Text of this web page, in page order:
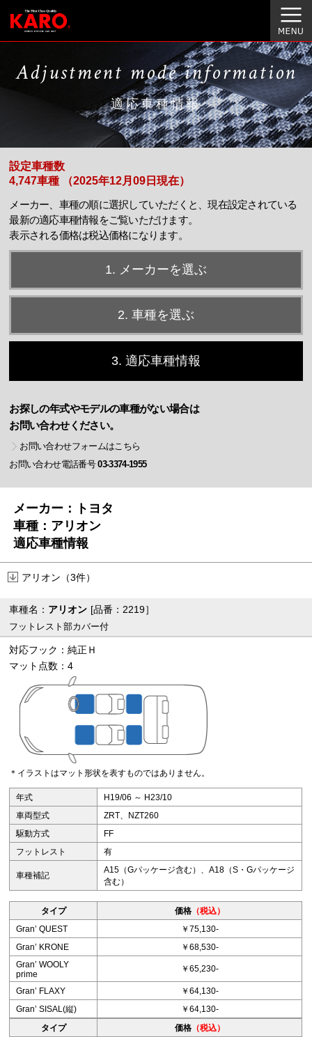
Adjustment mode information
適応車種情報
設定車種数
4,747車種 （2025年12月09日現在）
メーカー、車種の順に選択していただくと、現在設定されている
最新の適応車種情報をご覧いただけます。
表示される価格は税込価格になります。
1. メーカーを選ぶ
2. 車種を選ぶ
3. 適応車種情報
お探しの年式やモデルの車種がない場合は
お問い合わせください。
お問い合わせフォームはこちら
お問い合わせ電話番号03-3374-1955
メーカー：トヨタ
車種：アリオン
適応車種情報
アリオン（3件）
車種名： アリオン [品番：2219］
フットレスト部カバー付
対応フック：純正Ｈ
マット点数：4
＊イラストはマット形状を表すものではありません。
年式
H19/06 ～ H23/10
車両型式
ZRT、NZT260
駆動方式
FF
フットレスト
有
車種補記
A15（Gパッケージ含む）、A18（S・Gパッケージ
含む）
タイプ 価格（税込）
Granʼ QUEST
￥75,130-
Granʼ KRONE
￥68,530-
Granʼ WOOLY
prime
￥65,230-
Granʼ FLAXY
￥64,130-
Granʼ SISAL(縦)
￥64,130-
タイプ
価格（税込）